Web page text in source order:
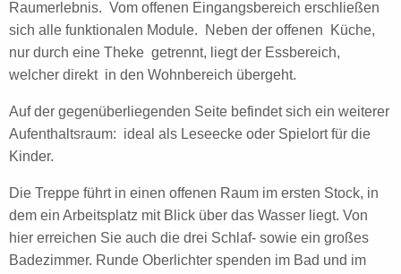
Raumerlebnis. Vom offenen Eingangsbereich erschließen
sich alle funktionalen Module. Neben der offenen Küche,
nur durch eine Theke getrennt, liegt der Essbereich,
welcher direkt in den Wohnbereich übergeht.
Auf der gegenüberliegenden Seite befindet sich ein weiterer
Aufenthaltsraum: ideal als Leseecke oder Spielort für die
Kinder.
Die Treppe führt in einen offenen Raum im ersten Stock, in
dem ein Arbeitsplatz mit Blick über das Wasser liegt. Von
hier erreichen Sie auch die drei Schlaf- sowie ein großes
Badezimmer. Runde Oberlichter spenden im Bad und im